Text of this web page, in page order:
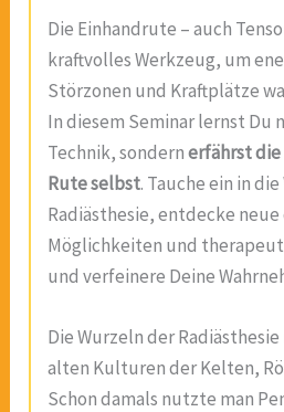
Die Einhandrute – auch
kraftvolles Werkzeug, um
Störzonen und Kraftplätze
In diesem Seminar lernst Du
Technik, sondernerfährst
Rute selbst. Tauche ein in
Radiästhesie, entdecke
Möglichkeiten und
und verfeinere Deine
Die Wurzeln der
alten Kulturen der Kelten,
Schon damals nutzte man